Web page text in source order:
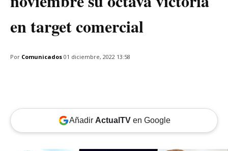
en target comercial
Por Comunicados 01 diciembre, 2022 13:58
Añadir ActualTVen Google